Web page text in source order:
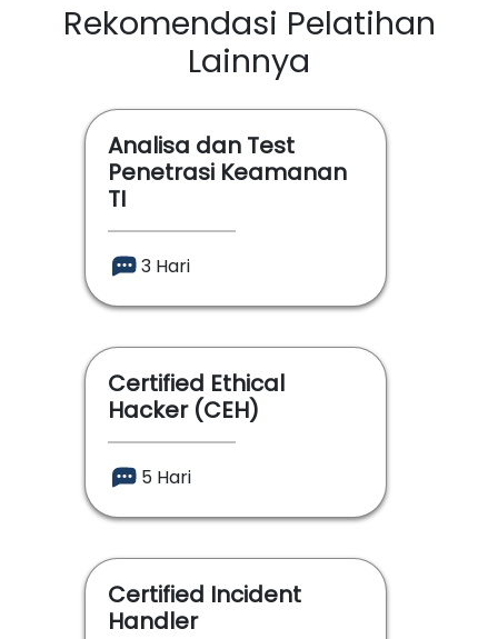
Rekomendasi Pelatihan
Lainnya
Analisa dan Test
Penetrasi Keamanan
TI
3 Hari
Certified Ethical
Hacker (CEH)
5 Hari
Certified Incident
Handler